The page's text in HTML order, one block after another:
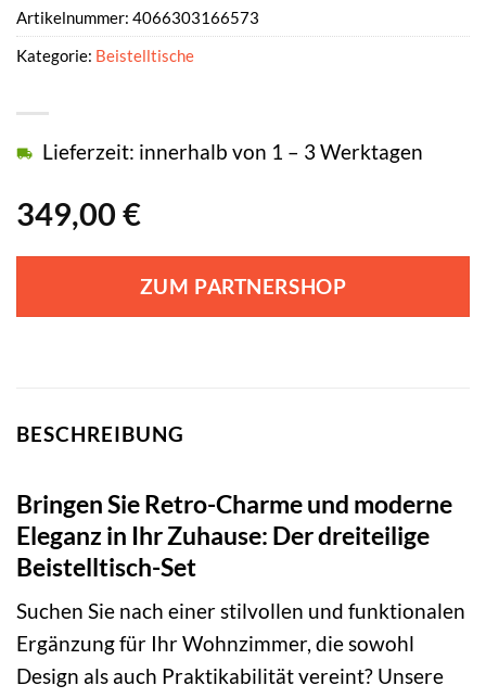
349,00 €
Lieferzeit: innerhalb von 1 – 3 Werktagen
ZUM PARTNERSHOP
Artikelnummer: 4066303166573
Kategorie: Beistelltische
BESCHREIBUNG
Bringen Sie Retro-Charme und moderne
Eleganz in Ihr Zuhause: Der dreiteilige
Beistelltisch-Set
Suchen Sie nach einer stilvollen und funktionalen
Ergänzung für Ihr Wohnzimmer, die sowohl
Design als auch Praktikabilität vereint? Unsere